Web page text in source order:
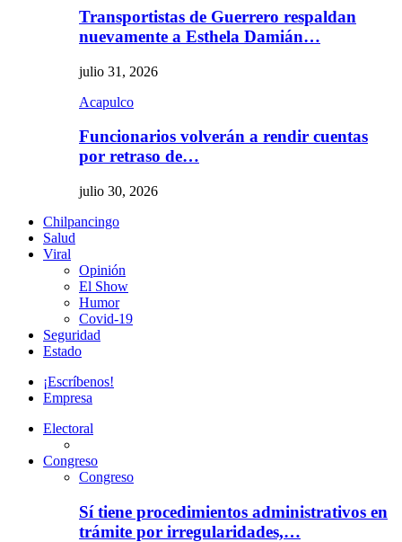
Transportistas de Guerrero respaldan
nuevamente a Esthela Damián…
julio 31, 2026
Acapulco
Funcionarios volverán a rendir cuentas
por retraso de…
julio 30, 2026
Chilpancingo
Salud
Viral
Opinión
El Show
Humor
Covid-19
Seguridad
Estado
¡Escríbenos!
Empresa
Electoral
Congreso
Congreso
Sí tiene procedimientos administrativos en
trámite por irregularidades,…